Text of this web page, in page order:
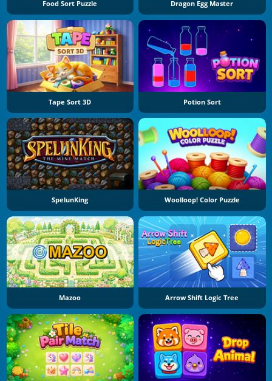
Food Sort Puzzle Dragon Egg Master
Tape Sort 3D Potion Sort
SpelunKing Woolloop! Color Puzzle
Mazoo Arrow Shift Logic Tree